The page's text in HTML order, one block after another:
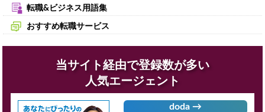
転職&ビジネス用語集
おすすめ転職サービス
当サイト経由で登録数が多い
人気エージェント
doda →